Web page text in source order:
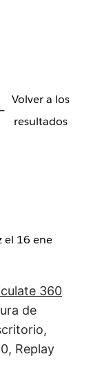
Volver a los
resultados
el 16 ene
360
de
Replay